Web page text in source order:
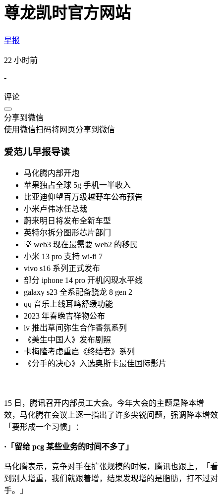
尊龙凯时官方网站
早报
22 小时前
-
评论
分享到微信
使用微信扫码将网页分享到微信
爱范儿早报导读
马化腾内部开炮
苹果独占全球 5g 手机一半收入
比亚迪仰望百万级越野车公布预告
小米卢伟冰任总裁
蔚来明日将发布全新车型
英特尔拆分图形芯片部门
💡 web3 现在最需要 web2 的移民
小米 13 pro 支持 wi-fi 7
vivo s16 系列正式发布
部分 iphone 14 pro 开机闪现水平线
galaxy s23 全系配备骁龙 8 gen 2
qq 音乐上线耳鸣舒缓功能
2023 年春晚吉祥物公布
lv 推出草间弥生合作香氛系列
《美生中国人》发布剧照
卡梅隆考虑重启《终结者》系列
《分手的决心》入选奥斯卡最佳国际影片
15 日，腾讯召开内部员工大会。今年大会的主题是降本增
效，马化腾在会议上逐一指出了许多尖锐问题，强调降本增效
「要形成一个习惯」：
·「留给 pcg 某些业务的时间不多了」
马化腾表示，竞争对手在扩张规模的时候，腾讯也跟上，「看
到别人增重，我们就跟着增，结果发现增的是脂肪，打不过对
手。」